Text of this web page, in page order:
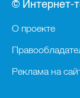
© Интернет-
О проекте
Реклама на